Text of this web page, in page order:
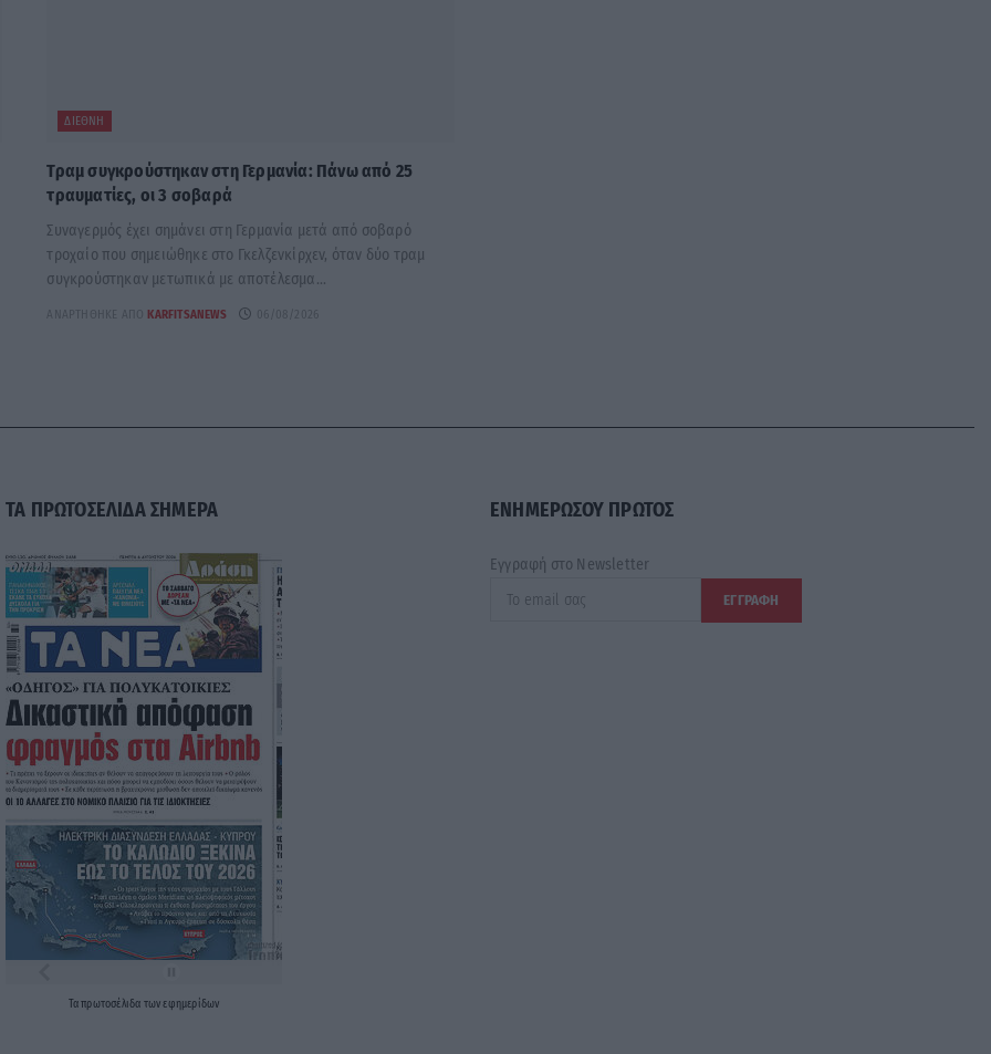
ΔΙΕΘΝΉ
Τραμ συγκρούστηκαν στη Γερμανία: Πάνω από 25
τραυματίες, οι 3 σοβαρά
Συναγερμός έχει σημάνει στη Γερμανία μετά από σοβαρό
τροχαίο που σημειώθηκε στο Γκελζενκίρχεν, όταν δύο τραμ
συγκρούστηκαν μετωπικά με αποτέλεσμα...
KARFITSANEWS 06/08/2026
ΤΑ ΠΡΩΤΟΣΕΛΙΔΑ ΣΗΜΕΡΑ
Ταπρωτοσέλιδα τωνεφημερίδων
ΕΝΗΜΕΡΩΣΟΥ ΠΡΩΤΟΣ
Εγγραφή στο Newsletter